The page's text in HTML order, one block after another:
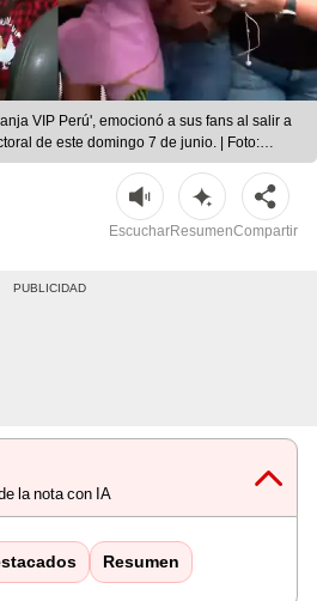
VIP Perú', emocionó a sus fans al salir a
de este domingo 7 de junio. | Foto:
EscucharResumenCompartir
la nota con IA
Resumen